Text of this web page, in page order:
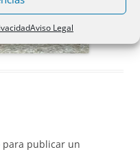
Aviso Legal
para publicar un